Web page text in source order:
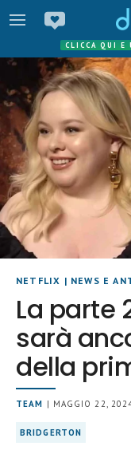
CLICCA QUI E
NETFLIX | NEWS E
La parte
sarà
della
TEAM | MAGGIO 22,
BRIDGERTON